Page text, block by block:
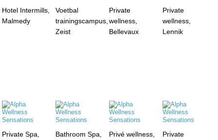
Hotel Intermills,
Malmedy
Voetbal
trainingscampus,
Zeist
Private
wellness,
Bellevaux
Private
wellness,
Lennik
Private Spa,
Bathroom Spa,
Privé wellness,
Private